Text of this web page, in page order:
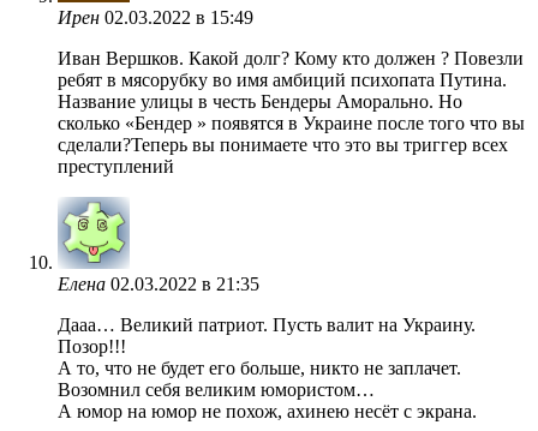
Ирен 02.03.2022 в 15:49
Иван Вершков. Какой долг? Кому кто должен ? Повезли
ребят в мясорубку во имя амбиций психопата Путина.
Название улицы в честь Бендеры Аморально. Но
сколько «Бендер » появятся в Украине после того что вы
сделали?Теперь вы понимаете что это вы триггер всех
преступлений
Елена 02.03.2022 в 21:35
Дааа… Великий патриот. Пусть валит на Украину.
Позор!!!
А то, что не будет его больше, никто не заплачет.
Возомнил себя великим юмористом…
А юмор на юмор не похож, ахинею несёт с экрана.